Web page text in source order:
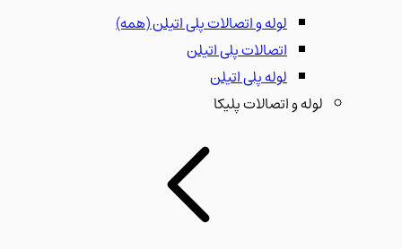
لوله و اتصالات پلی اتیلن(همه)
اتصالات پلی اتیلن
لوله پلی اتیلن
لوله و اتصالات پلیکا